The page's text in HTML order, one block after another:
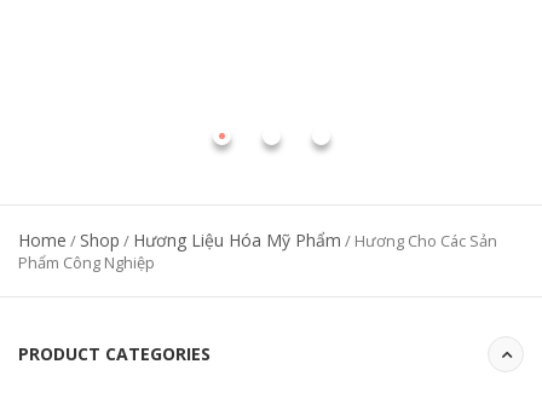
Home / Shop / Hương Liệu Hóa Mỹ Phẩm / Hương Cho Các Sản
Phẩm Công Nghiệp
PRODUCT CATEGORIES